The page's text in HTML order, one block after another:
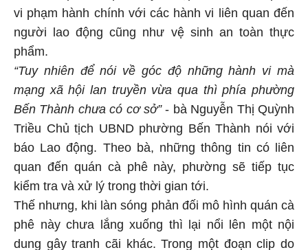
vi phạm hành chính với các hành vi liên quan đến
người lao động cũng như vệ sinh an toàn thực
phẩm.
“Tuy nhiên để nói về góc độ những hành vi mà
mạng xã hội lan truyền vừa qua thì phía phường
Bến Thành chưa có cơ sở”- bà Nguyễn Thị Quỳnh
Triều Chủ tịch UBND phường Bến Thành nói với
báo Lao động. Theo bà, những thông tin có liên
quan đến quán cà phê này, phường sẽ tiếp tục
kiểm tra và xử lý trong thời gian tới.
Thế nhưng, khi làn sóng phản đối mô hình quán cà
phê này chưa lắng xuống thì lại nổi lên một nội
dung gây tranh cãi khác. Trong một đoạn clip do